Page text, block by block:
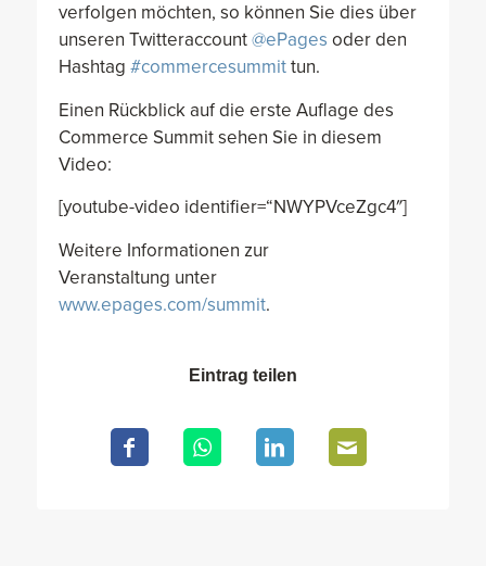
verfolgen möchten, so können Sie dies über
unseren Twitteraccount@ePages oder den
Hashtag #commercesummittun.
Einen Rückblick auf die erste Auflage des
Commerce Summit sehen Sie in diesem
Video:
[youtube-video identifier=“NWYPVceZgc4″]
Weitere Informationen zur
Veranstaltung unter
www.epages.com/summit.
Eintrag teilen